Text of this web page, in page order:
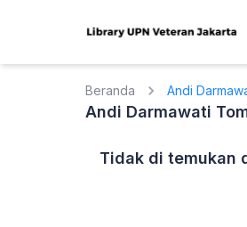
Beranda Andi
Andi Darmawati
Tidak di temukan